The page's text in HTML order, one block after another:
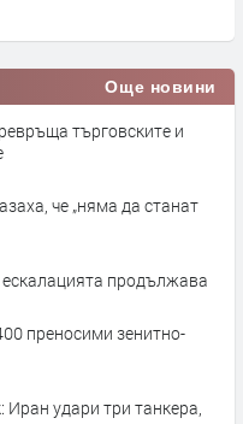
Още новини
търговските и
че „няма да станат
продължава
преносими зенитно-
удари три танкера,